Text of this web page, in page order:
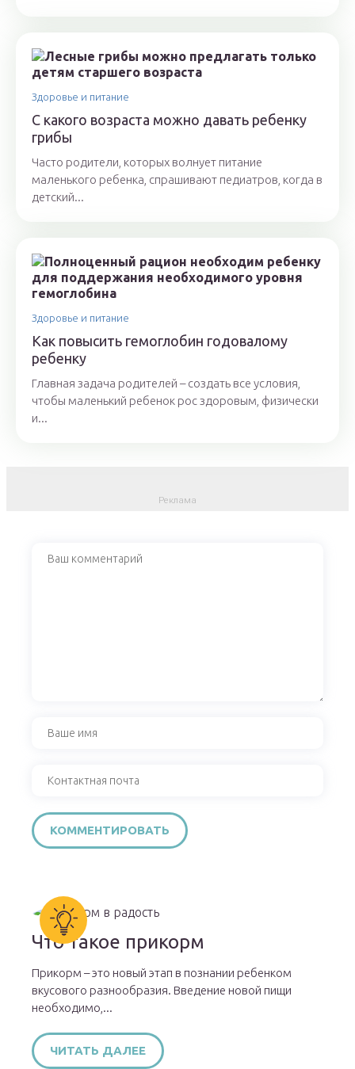
Здоровье и питание
С какого возраста можно давать ребенку
грибы
Часто родители, которых волнует питание
маленького ребенка, спрашивают педиатров, когда в
детский...
Здоровье и питание
Как повысить гемоглобин годовалому
ребенку
Главная задача родителей – создать все условия,
чтобы маленький ребенок рос здоровым, физически
и...
Что такое прикорм
Прикорм – это новый этап в познании ребенком
вкусового разнообразия. Введение новой пищи
необходимо,...
ЧИТАТЬ ДАЛЕЕ